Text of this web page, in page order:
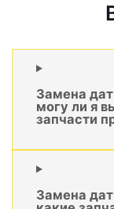
Замена
могу ли я
запчасти
Замена